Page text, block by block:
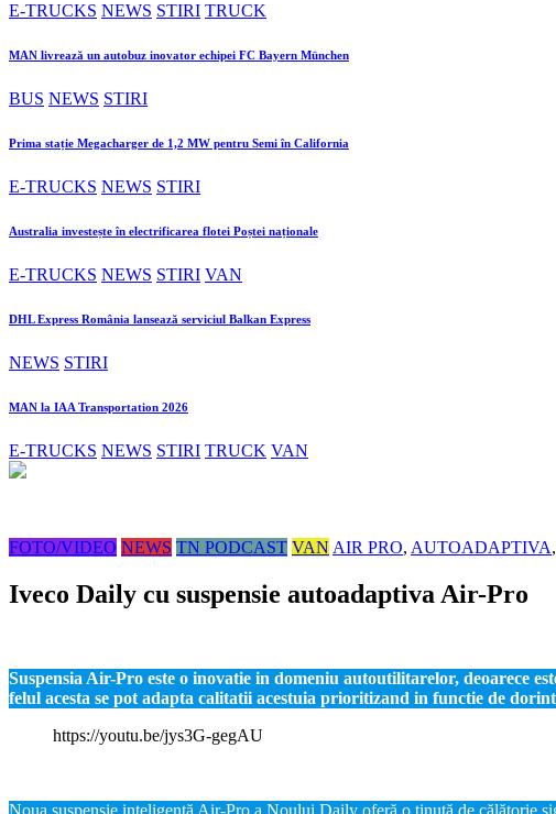
E-TRUCKS NEWS STIRI TRUCK
MAN livrează un autobuz inovator echipei FC Bayern München
BUS NEWS STIRI
Prima stație Megacharger de 1,2 MW pentru Semi în California
E-TRUCKS NEWS STIRI
Australia investește în electrificarea flotei Poștei naționale
E-TRUCKS NEWS STIRI VAN
DHL Express România lansează serviciul Balkan Express
NEWS STIRI
MAN la IAA Transportation 2026
E-TRUCKS NEWS STIRI TRUCK VAN
FOTO/VIDEO NEWS TN PODCAST VAN AIR PRO, AUTOADAPTIVA,
Iveco Daily cu suspensie autoadaptiva Air-Pro
Suspensia Air-Pro este o inovatie in domeniu autoutilitarelor, deoarece
felul acesta se pot adapta calitatii acestuia prioritizand in functie de
https://youtu.be/jys3G-gegAU
Noua suspensie inteligentă Air-Pro a Noului Daily oferă o ținută de călătorie